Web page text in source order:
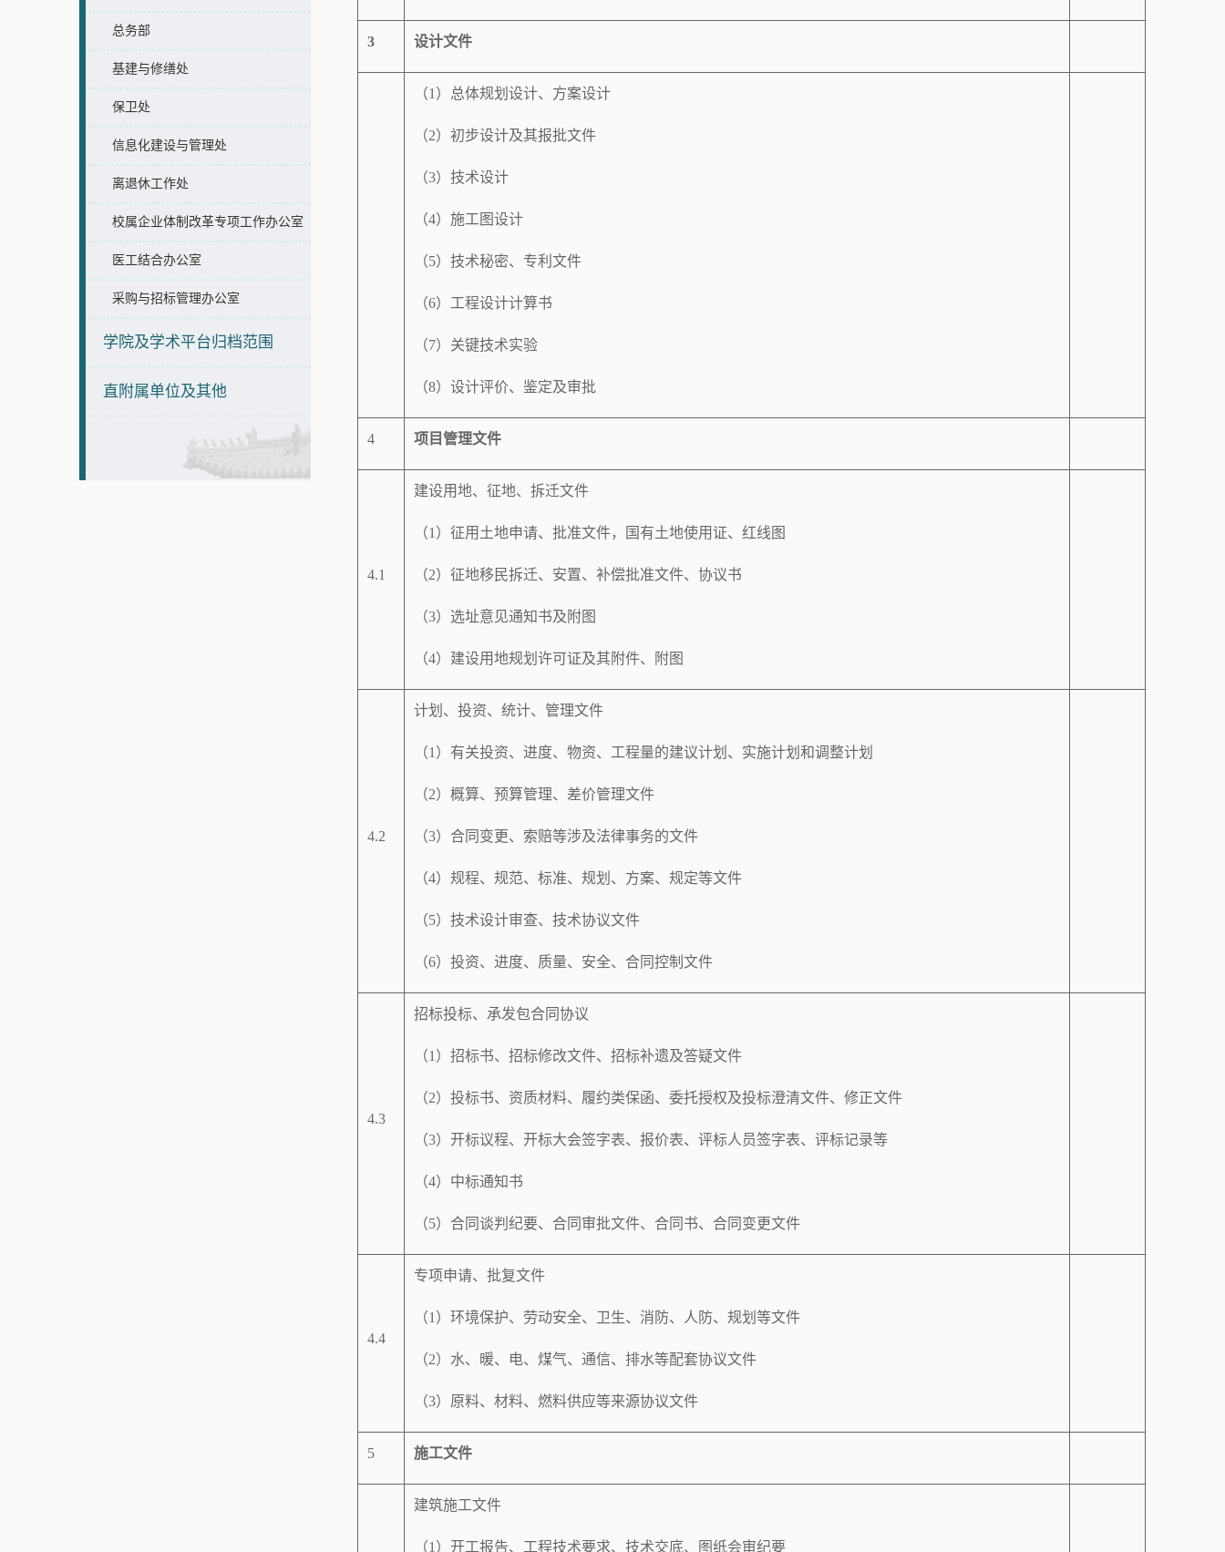
总务部
基建与修缮处
保卫处
信息化建设与管理处
离退休工作处
校属企业体制改革专项工作办公室
医工结合办公室
采购与招标管理办公室
学院及学术平台归档范围
直附属单位及其他
3 设计文件
（1 ）总体规划设计、方案设计
（2）初步设计及其报批文件
（3）技术设计
（4）施工图设计
（5）技术秘密、专利文件
（6）工程设计计算书
（7）关键技术实验
（8）设计评价、鉴定及审批
4 项目管理文件
4.1
建设用地、征地、拆迁文件
（1 ）征用土地申请、批准文件，国有土地使用证、红线图
（2）征地移民拆迁、安置、补偿批准文件、协议书
（3）选址意见通知书及附图
（4）建设用地规划许可证及其附件、附图
4.2
计划、投资、统计、管理文件
（1 ）有关投资、进度、物资、工程量的建议计划、实施计划和调整计划
（2）概算、预算管理、差价管理文件
（3）合同变更、索赔等涉及法律事务的文件
（4）规程、规范、标准、规划、方案、规定等文件
（5）技术设计审查、技术协议文件
（6）投资、进度、质量、安全、合同控制文件
4.3
招标投标、承发包合同协议
（1 ）招标书、招标修改文件、招标补遗及答疑文件
（2）投标书、资质材料、履约类保函、委托授权及投标澄清文件、修正文件
（3）开标议程、开标大会签字表、报价表、评标人员签字表、评标记录等
（4）中标通知书
（5）合同谈判纪要、合同审批文件、合同书、合同变更文件
4.4
专项申请、批复文件
（1 ）环境保护、劳动安全、卫生、消防、人防、规划等文件
（2）水、暖、电、煤气、通信、排水等配套协议文件
（3）原料、材料、燃料供应等来源协议文件
5 施工文件
建筑施工文件
（1 ）开工报告、工程技术要求、技术交底、图纸会审纪要